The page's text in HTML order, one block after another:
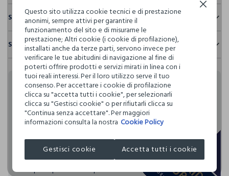
NON CANDEGGIARE
TEMPERATURA MASSIMA 30°C - PROCEDURA NORMALE
NON LAVARE A SECCO
ASCIUGATURA A TAMBURO AMMESSA TEMPERATURA
RIDOTTA
TEMPERATURA MASSIMA DELLA PIASTRA DEL FERRO
150°C
Consumo d'acqua
Per la realizzazione di questo capo sono stati
utilizzati3.815,75 litri dacqua
Emissioni di CO2
Per la realizzazione di questo capo sono stati
emessi12,29 kg di CO2
Circolarità
Indica quanto questo prodotto è facilmente
Sostenibilità e trasparenza
Sicurezza
Il 100% dei nostri articoli viene sottoposto a test chimico-
fisici, per verificarne il rispetto dei limiti che abbiamo
definito per l’uso di sostanze chimiche, talvolta anche più
restrittivi rispetto a quelli previsti dalla normativa
internazionale.
Clicca qui per vedere i dettagli
I nostri fornitori
SIRAJGONJ FASHIONS LTD
MADE IN BANGLADESH
Spedizione e resi
Hai fino a 30 giorni dalla consegna del tuo ordine online per
cambiare idea e restituire i prodotti che hai acquistato.
Rendi speciali i tuoi
acquisti
Blukids card e Blukids Club sono le carte fedeltà che
rendono
speciali i tuoi acquisti: ti aspettano vantaggi, promozioni e
sorprese pensate solo per te tutto l'anno!
Questo sito utilizza cookie tecnici e di prestazione
anonimi, sempre attivi per garantire il
funzionamento del sito e di misurarne le
prestazione; Altri cookie (i cookie di profilazione),
installati anche da terze parti, servono invece per
verificare le tue abitudini di navigazione al fine di
poterti offrire prodotti e servizi mirati in linea con i
tuoi reali interessi. Per il loro utilizzo serve il tuo
consenso. Per accettare i cookie di profilazione
clicca su "accetta tutti i cookie", per selezionarli
clicca su "Gestisci cookie" o per rifiutarli clicca su
"Continua senza accettare". Per maggiori
informazioni consulta la nostra Cookie Policy
Gestisci cookie Accetta tutti i cookie
Continua senza accettare